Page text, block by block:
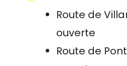
Route de
ouverte
Route de